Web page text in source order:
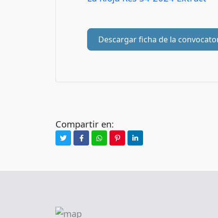
Descargar ficha de la
Compartir en: